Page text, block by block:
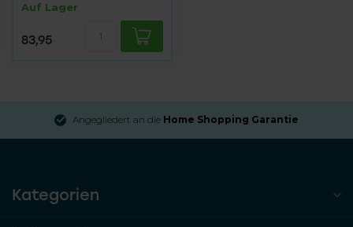
Auf Lager
83,95
Angegliedert an die Home Shopping Garantie
Kategorien